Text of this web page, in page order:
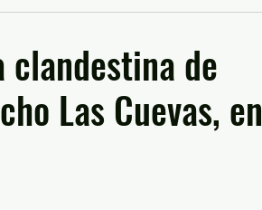
Edoméx 2023
Denuncia Ciudadana
clandestina de
Las Cuevas, en